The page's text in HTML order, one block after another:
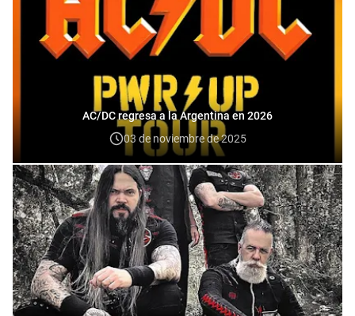
AC/DC regresa a la Argentina en 2026
03 de noviembre de 2025